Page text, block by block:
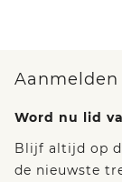
Word nu lid
Blijf altijd op
de nieuwste